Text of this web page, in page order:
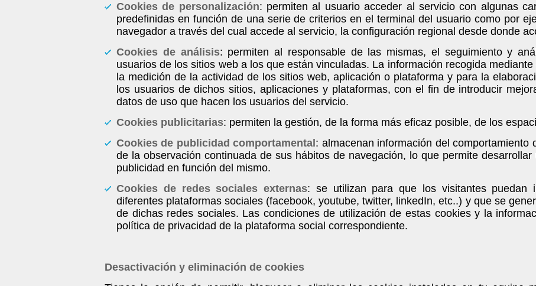
Cookies de personalización: permiten al usuario acceder al servicio con algunas
predefinidas en función de una serie de criterios en el terminal del usuario como por
navegador a través del cual accede al servicio, la configuración regional desde donde
Cookies de análisis: permiten al responsable de las mismas, el seguimiento y
usuarios de los sitios web a los que están vinculadas. La información recogida
la medición de la actividad de los sitios web, aplicación o plataforma y para la
los usuarios de dichos sitios, aplicaciones y plataformas, con el fin de introducir
datos de uso que hacen los usuarios del servicio.
Cookies publicitarias: permiten la gestión, de la forma más eficaz posible, de los
Cookies de publicidad comportamental : almacenan información del comportamiento
de la observación continuada de sus hábitos de navegación, lo que permite
publicidad en función del mismo.
Cookies de redes sociales externas: se utilizan para que los visitantes puedan
diferentes plataformas sociales (facebook, youtube, twitter, linkedIn, etc..) y que se
de dichas redes sociales. Las condiciones de utilización de estas cookies y la
política de privacidad de la plataforma social correspondiente.
Desactivación y eliminación de cookies